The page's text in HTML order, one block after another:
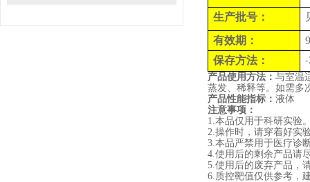
生产批号：
有效期：
保存方法：
-
产品使用方法： 与室温
蒸发、稀释等。如需多
产品性能指标： 液体
注意事项：
1.本品仅用于科研实验
2.操作时，请穿着好实
3.本品严禁用于医疗诊
4.使用后的剩余产品请
5.使用后的废弃产品，
6.质控靶值仅供参考，